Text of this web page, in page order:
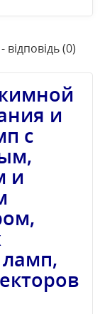
відповідь (0)
и
с
и